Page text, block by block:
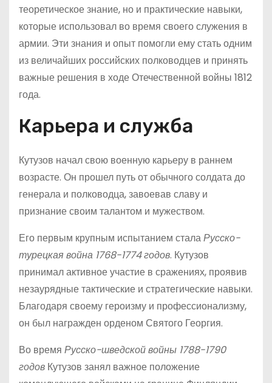
теоретическое знание, но и практические навыки,
которые использовал во время своего служения в
армии. Эти знания и опыт помогли ему стать одним
из величайших российских полководцев и принять
важные решения в ходе Отечественной войны 1812
года.
Карьера и служба
Кутузов начал свою военную карьеру в раннем
возрасте. Он прошел путь от обычного солдата до
генерала и полководца, завоевав славу и
признание своим талантом и мужеством.
Его первым крупным испытанием сталаРусско-
турецкая война 1768-1774 годов. Кутузов
принимал активное участие в сражениях, проявив
незаурядные тактические и стратегические навыки.
Благодаря своему героизму и профессионализму,
он был награжден орденом Святого Георгия.
Во время Русско-шведской войны 1788-1790
годов Кутузов занял важное положение